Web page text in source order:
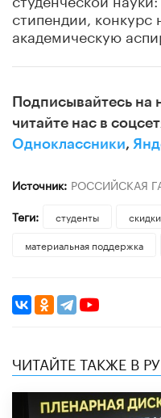
стипендии, конкурс
академическую
Подписывайтесь на
читайте нас в
Одноклассники,
Источник: РОССИЙСКАЯ
Теги:
студенты скидки
материальная поддержка
ЧИТАЙТЕ ТАКЖЕ В